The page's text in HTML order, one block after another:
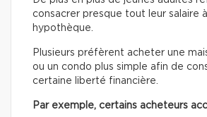
consacrer presque tout leur salaire
hypothèque.
Plusieurs préfèrent acheter une
ou un condo plus simple afin de
certaine liberté financière.
Par exemple, certains acheteurs